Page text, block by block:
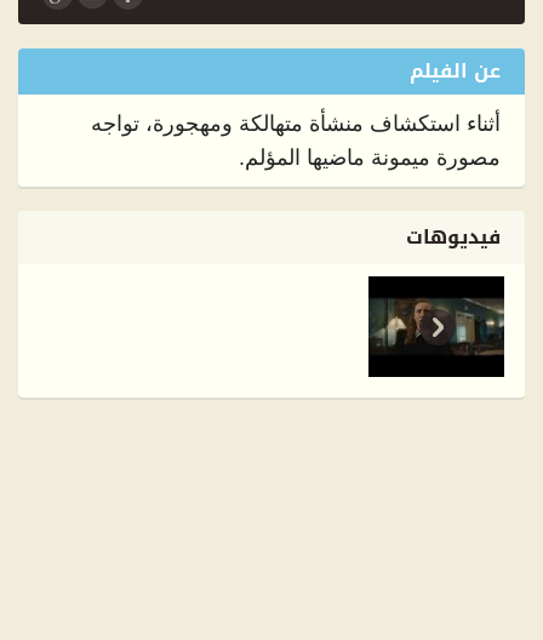
عن الفيلم
أثناء استكشاف منشأة متهالكة ومهجورة، تواجه
مصورة ميمونة ماضيها المؤلم.
فيديوهات